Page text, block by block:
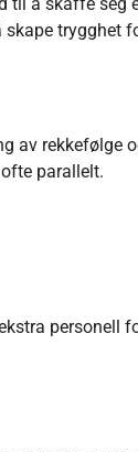
trygghet
av rekkefølge
parallelt.
personell